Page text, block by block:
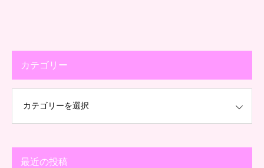
カテゴリー
最近の投稿